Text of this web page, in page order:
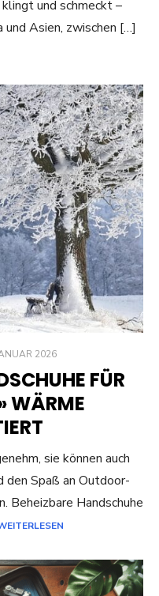
und schmeckt –
Asien, zwischen […]
2026
FÜR
WÄRME
sie können auch
den Spaß an Outdoor-
Beheizbare Handschuhe